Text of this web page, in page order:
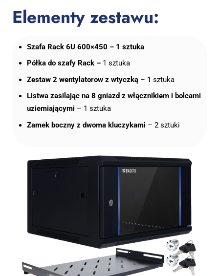
Elementy zestawu:
Szafa Rack 6U 600×450 – 1 sztuka
Półka do szafy Rack – 1 sztuka
Zestaw 2 wentylatorow z wtyczką – 1 sztuka
Listwa zasilając na 8 gniazd z włącznikiem i bolcami
uziemiającymi – 1 sztuka
Zamek boczny z dwoma kluczykami – 2 sztuki